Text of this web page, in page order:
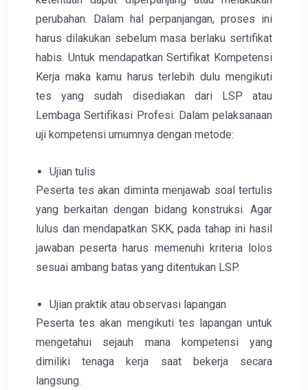
perubahan. Dalam hal perpanjangan, proses ini
harus dilakukan sebelum masa berlaku sertifikat
habis. Untuk mendapatkan Sertifikat Kompetensi
Kerja maka kamu harus terlebih dulu mengikuti
tes yang sudah disediakan dari LSP atau
Lembaga Sertifikasi Profesi. Dalam pelaksanaan
uji kompetensi umumnya dengan metode:
Ujian tulis
Peserta tes akan diminta menjawab soal tertulis
yang berkaitan dengan bidang konstruksi. Agar
lulus dan mendapatkan SKK, pada tahap ini hasil
jawaban peserta harus memenuhi kriteria lolos
sesuai ambang batas yang ditentukan LSP.
Ujian praktik atau observasi lapangan
Peserta tes akan mengikuti tes lapangan untuk
mengetahui sejauh mana kompetensi yang
dimiliki tenaga kerja saat bekerja secara
langsung.